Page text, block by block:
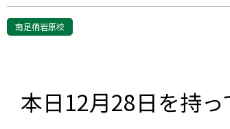
南足柄岩原校
本日12月28日を持っ